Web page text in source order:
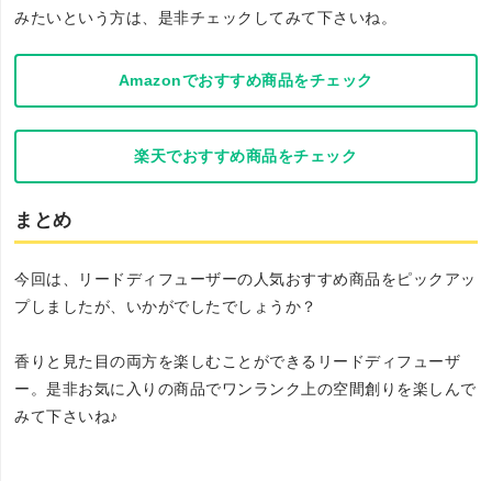
みたいという方は、是非チェックしてみて下さいね。
Amazonでおすすめ商品をチェック
楽天でおすすめ商品をチェック
まとめ
今回は、リードディフューザーの人気おすすめ商品をピックアッ
プしましたが、いかがでしたでしょうか？
香りと見た目の両方を楽しむことができるリードディフューザ
ー。是非お気に入りの商品でワンランク上の空間創りを楽しんで
みて下さいね♪